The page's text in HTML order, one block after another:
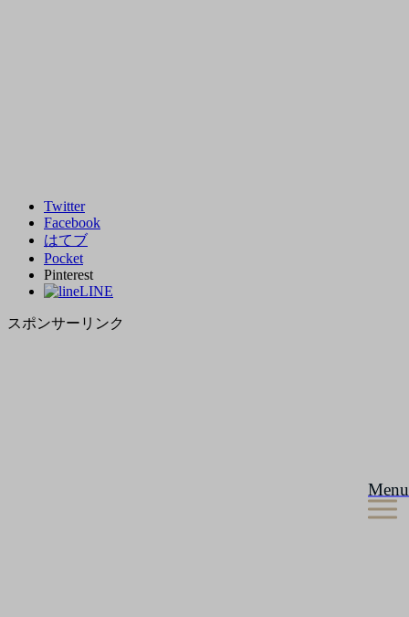
Menu
Twitter
Facebook
はてブ
Pocket
Pinterest
LINE
スポンサーリンク